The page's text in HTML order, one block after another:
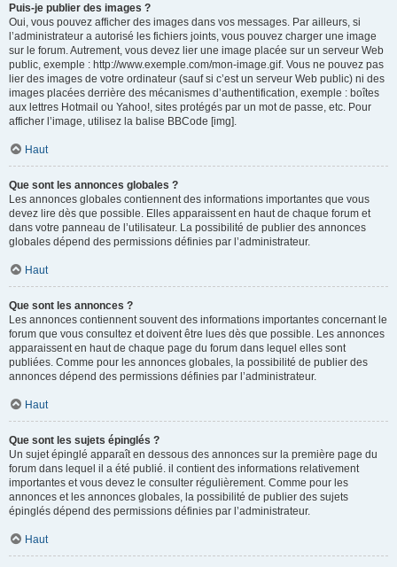
Puis-je publier des images ?
Oui, vous pouvez afficher des images dans vos messages. Par ailleurs, si
l’administrateur a autorisé les fichiers joints, vous pouvez charger une image
sur le forum. Autrement, vous devez lier une image placée sur un serveur Web
public, exemple : http://www.exemple.com/mon-image.gif. Vous ne pouvez pas
lier des images de votre ordinateur (sauf si c’est un serveur Web public) ni des
images placées derrière des mécanismes d’authentification, exemple : boîtes
aux lettres Hotmail ou Yahoo!, sites protégés par un mot de passe, etc. Pour
afficher l’image, utilisez la balise BBCode [img].
Haut
Que sont les annonces globales ?
Les annonces globales contiennent des informations importantes que vous
devez lire dès que possible. Elles apparaissent en haut de chaque forum et
dans votre panneau de l’utilisateur. La possibilité de publier des annonces
globales dépend des permissions définies par l’administrateur.
Haut
Que sont les annonces ?
Les annonces contiennent souvent des informations importantes concernant le
forum que vous consultez et doivent être lues dès que possible. Les annonces
apparaissent en haut de chaque page du forum dans lequel elles sont
publiées. Comme pour les annonces globales, la possibilité de publier des
annonces dépend des permissions définies par l’administrateur.
Haut
Que sont les sujets épinglés ?
Un sujet épinglé apparaît en dessous des annonces sur la première page du
forum dans lequel il a été publié. il contient des informations relativement
importantes et vous devez le consulter régulièrement. Comme pour les
annonces et les annonces globales, la possibilité de publier des sujets
épinglés dépend des permissions définies par l’administrateur.
Haut